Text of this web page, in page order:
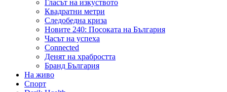
Гласът на изкуството
Квадратни метри
Следобедна криза
Новите 240: Посоката на България
Часът на успеха
Connected
Денят на храбростта
Бранд България
На живо
Спорт